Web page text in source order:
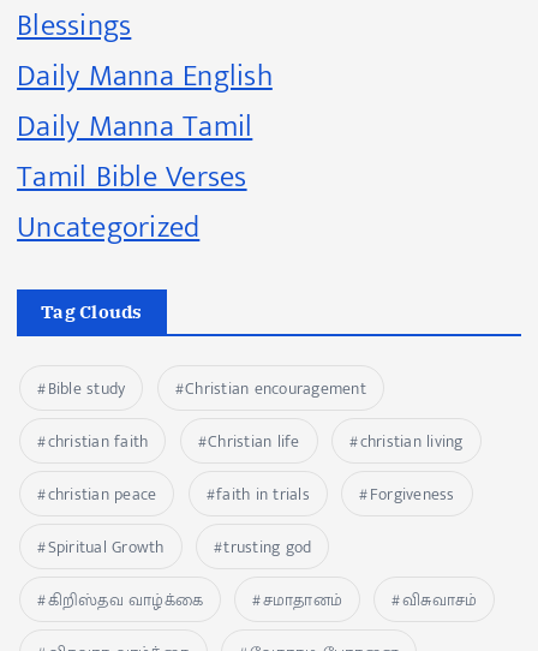
Blessings
Daily Manna English
Daily Manna Tamil
Tamil Bible Verses
Uncategorized
Tag Clouds
Bible study
Christian encouragement
christian faith
Christian life
christian living
christian peace
faith in trials
Forgiveness
Spiritual Growth
trusting god
கிறிஸ்தவ வாழ்க்கை
சமாதானம்
விசுவாசம்